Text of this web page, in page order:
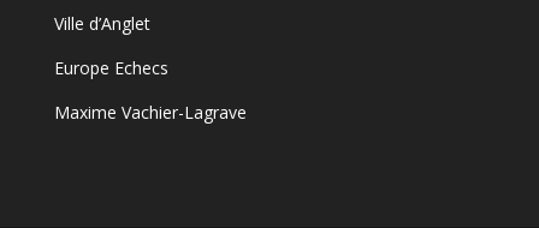
Ville d’Anglet
Europe Echecs
Maxime Vachier-Lagrave